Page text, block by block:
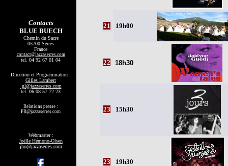
Contacts
BLUE BUECH
Chemin du Sacre
05700 Serres
France
contact@jazzaserres.com
tel. 04 92 67 01 04
Direction et Programmation :
Gilles Lambert
gl@jazzaserres.com
tel. 06 08 57 72 23
Relations presse:
PR@jazzaserres.com
Webmaster :
Joëlle Hémono-Olsen
jho@jazzaserres.com
21 19h00
22 18h30
23 15h30
23 19h30